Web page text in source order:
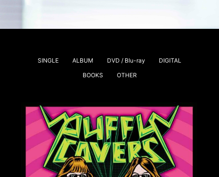
SINGLE ALBUM DVD / Blu-ray
DIGITAL
BOOKS
OTHER